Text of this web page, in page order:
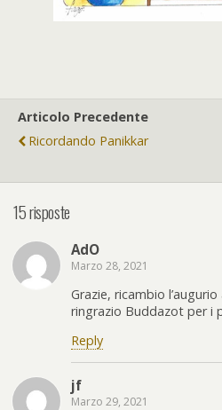
Articolo Precedente
Ricordando Panikkar
15 risposte
AdO
Marzo 28, 2021
Grazie, ricambio
ringrazio Buddazot per i
Reply
jf
Marzo 29, 2021